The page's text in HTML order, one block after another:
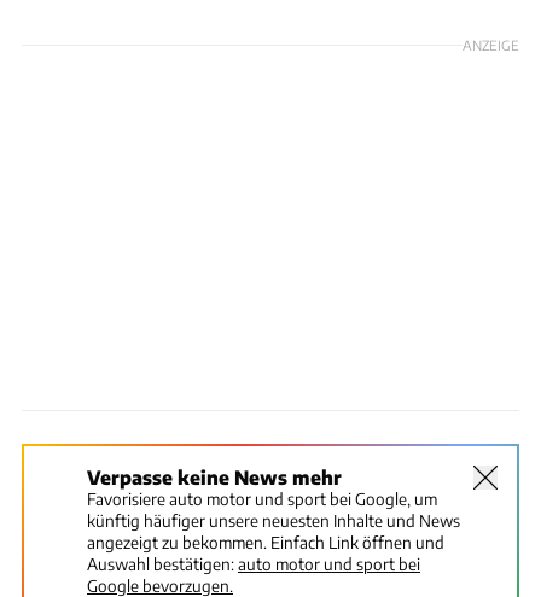
ANZEIGE
Verpasse keine News mehr
Favorisiere auto motor und sport bei Google, um
künftig häufiger unsere neuesten Inhalte und News
angezeigt zu bekommen. Einfach Link öffnen und
Auswahl bestätigen:auto motor und sport bei
Google bevorzugen.